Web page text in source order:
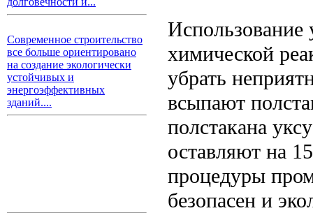
Современное строительство
все больше ориентировано
на создание экологически
устойчивых и
энергоэффективных
зданий....
Использование
химической
убрать
всыпают
полстакана
оставляют на
процедуры
безопасен и